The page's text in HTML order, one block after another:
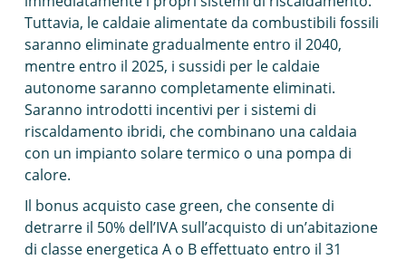
Tuttavia, le caldaie alimentate da combustibili fossili
saranno eliminate gradualmente entro il 2040,
mentre entro il 2025, i sussidi per le caldaie
autonome saranno completamente eliminati.
Saranno introdotti incentivi per i sistemi di
riscaldamento ibridi, che combinano una caldaia
con un impianto solare termico o una pompa di
calore.
Il bonus acquisto case green, che consente di
detrarre il 50% dell’IVA sull’acquisto di un’abitazione
di classe energetica A o B effettuato entro il 31